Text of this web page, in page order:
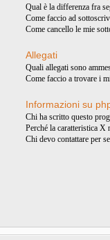
Qual è la differenza fra
Come faccio ad
Come cancello le mie
Allegati
Quali allegati sono
Come faccio a trovare i
Informazioni su
Chi ha scritto questo
Perché la caratteristica X
Chi devo contattare per